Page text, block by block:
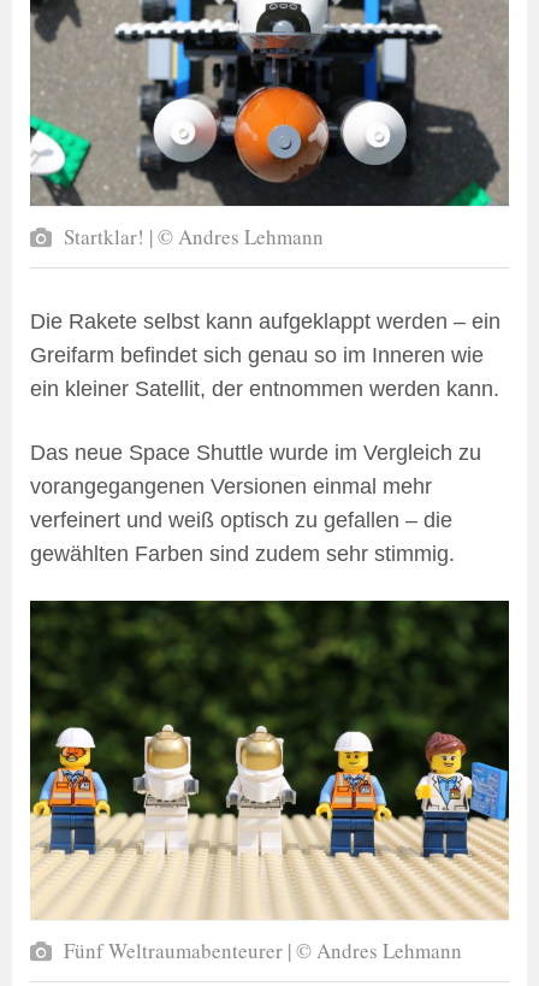
Startklar! | © Andres Lehmann
Die Rakete selbst kann aufgeklappt werden – ein
Greifarm befindet sich genau so im Inneren wie
ein kleiner Satellit, der entnommen werden kann.
Das neue Space Shuttle wurde im Vergleich zu
vorangegangenen Versionen einmal mehr
verfeinert und weiß optisch zu gefallen – die
gewählten Farben sind zudem sehr stimmig.
Fünf Weltraumabenteurer | © Andres Lehmann